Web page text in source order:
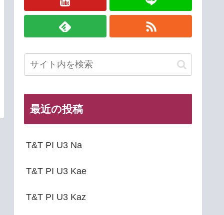
最近の投稿
T&T PI U3 Na
T&T PI U3 Kae
T&T PI U3 Kaz